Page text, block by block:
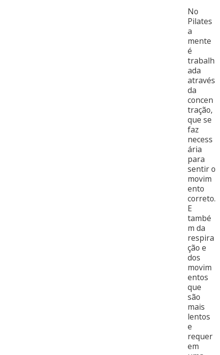
No
Pilates
a
mente
é
trabalh
ada
através
da
concen
tração,
que se
faz
necess
ária
para
sentir o
movim
ento
correto.
E
també
m da
respira
ção e
dos
movim
entos
que
são
mais
lentos
e
requer
em